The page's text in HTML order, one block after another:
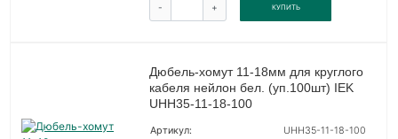
- + КУПИТЬ
Дюбель-хомут 11-18мм для круглого
кабеля нейлон бел. (уп.100шт) IEK
UHH35-11-18-100
Артикул:
UHH35-11-18-100